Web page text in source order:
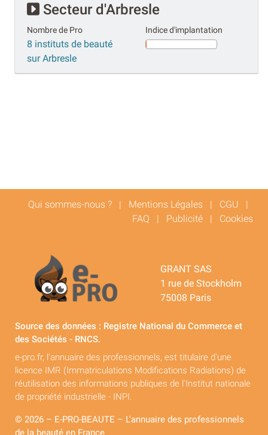
Secteur d'Arbresle
Nombre de Pro
8 instituts de beauté
sur Arbresle
Indice d'implantation
Qui sommes-nous ? | Mentions Légales | CGU |
FAQ | Publicité | Cookies
GRANT SAS
1 rue de Stockholm
75008 Paris
Source des données : Registre National du Commerce et
des Sociétés - RNCS.
e-pro.fr, l'annuaire des professionnels, est titulaire d'une
licence IMR (Immatriculations Modifications Radiations) de
réutilisation des informations publiques de l'Institut nationale
de propriété industrielle - INPI.
© 2026 – E-PRO-BEAUTE – L'annuaire des professionnels
de la beauté en France